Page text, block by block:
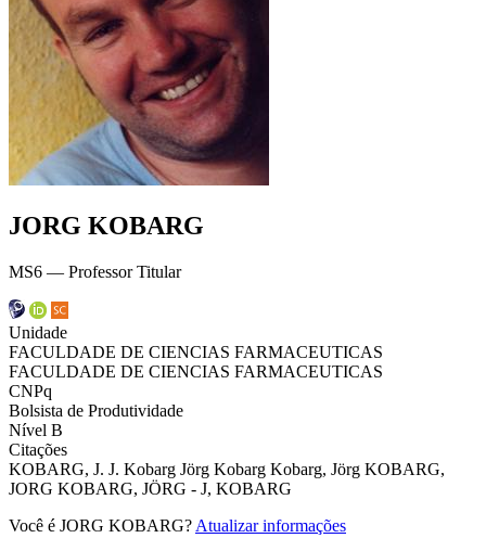
JORG KOBARG
MS6 — Professor Titular
Unidade
FACULDADE DE CIENCIAS FARMACEUTICAS
FACULDADE DE CIENCIAS FARMACEUTICAS
CNPq
Bolsista de Produtividade
Nível B
Citações
KOBARG, J. J. Kobarg Jörg Kobarg Kobarg, Jörg KOBARG,
JORG KOBARG, JÖRG - J, KOBARG
Você é JORG KOBARG? Atualizar informações